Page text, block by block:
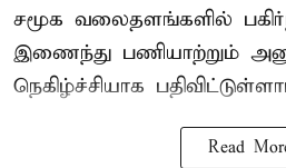
சமூக வலைதளங்களில்
இணைந்து பணியாற்றும்
நெகிழ்ச்சியாக
Read